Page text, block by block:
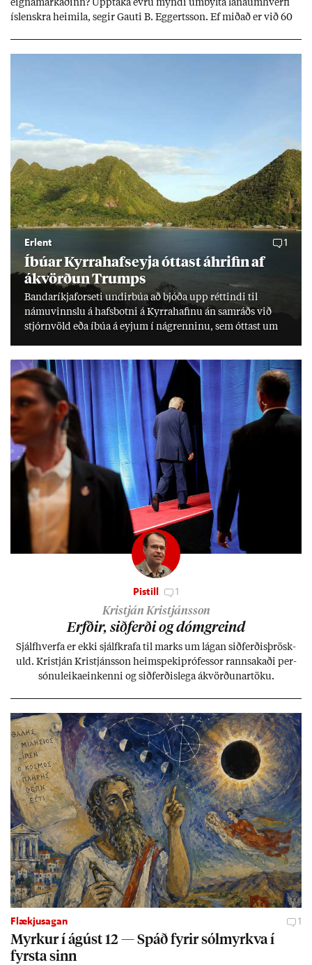
eigna­mark­að­inn? Upp­taka evru myndi um­bylta lánaum­hverfi
ís­lenskra heim­ila, seg­ir Gauti B. Eggerts­son. Ef mið­að er við 60
Erlent 1
Íbú­ar Kyrra­hafs­eyja ótt­ast áhrif­in af
ákvörð­un Trumps
Banda­ríkja­for­seti und­ir­búa að bjóða upp rétt­indi til
námu­vinnslu á hafs­botni á Kyrra­haf­inu án sam­ráðs við
stjórn­völd eða íbúa á eyj­um í ná­grenn­inu, sem ótt­ast um
Pistill 1
Kristján Kristjánsson
Erfð­ir, sið­ferði og dómgreind
Sjálf­hverfa er ekki sjálf­krafa til marks um lág­an sið­ferð­is­þrösk­
uld. Kristján Kristjáns­son heim­speki­pró­fess­or rann­sak­aði per­
sónu­leika­ein­kenni og sið­ferð­is­lega ákvörð­un­ar­töku.
Flækjusagan 1
Myrk­ur í ág­úst 12 — Spáð fyr­ir sól­myrkva í
fyrsta sinn